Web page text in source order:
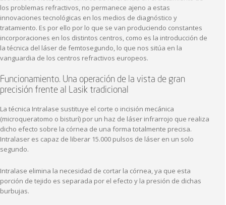
los problemas refractivos, no permanece ajeno a estas
innovaciones tecnológicas en los medios de diagnóstico y
tratamiento. Es por ello por lo que se van produciendo constantes
incorporaciones en los distintos centros, como es la introducción de
la técnica del láser de femtosegundo, lo que nos sitúa en la
vanguardia de los centros refractivos europeos.
Funcionamiento. Una operación de la vista de gran
precisión frente al Lasik tradicional
La técnica Intralase sustituye el corte o incisión mecánica
(microqueratomo o bisturí) por un haz de láser infrarrojo que realiza
dicho efecto sobre la córnea de una forma totalmente precisa.
Intralaser es capaz de liberar 15.000 pulsos de láser en un solo
segundo.
Intralase elimina la necesidad de cortar la córnea, ya que esta
porción de tejido es separada por el efecto y la presión de dichas
burbujas.